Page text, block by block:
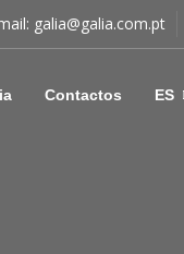
galia@galia.com.pt
Contactos ES